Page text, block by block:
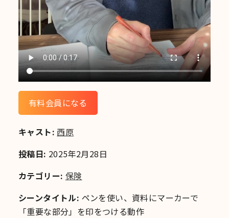
有料会員になる
キャスト: 西原
投稿日: 2025年2月28日
カテゴリー: 保険
シーンタイトル: ペンを使い、資料にマーカーで
「重要な部分」を印をつける動作